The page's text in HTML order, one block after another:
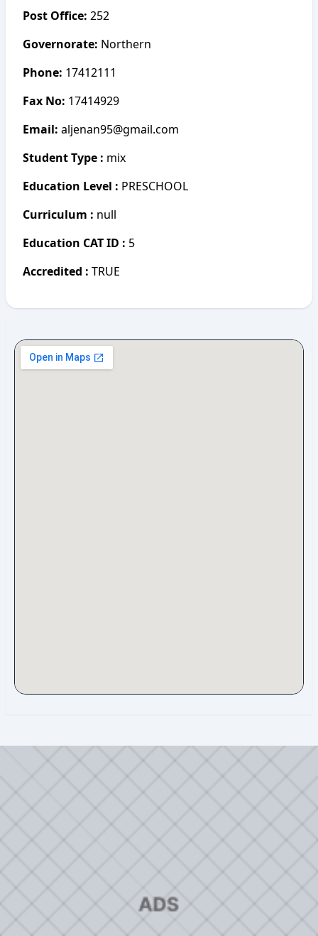
Post Office: 252
Governorate: Northern
Phone: 17412111
Fax No: 17414929
Email: aljenan95@gmail.com
Student Type : mix
Education Level : PRESCHOOL
Curriculum : null
Education CAT ID : 5
Accredited : TRUE